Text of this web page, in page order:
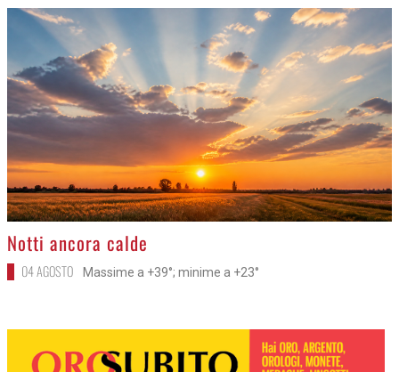
>
Notti ancora calde
04 AGOSTO Massime a +39°; minime a +23°